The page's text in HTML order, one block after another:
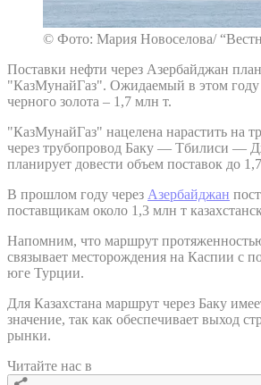
© Фото: Мария Новоселова/
Поставки нефти через Азербайджан
"КазМунайГаз". Ожидаемый в этом году
черного золота – 1,7 млн т.
"КазМунайГаз" нацелена нарастить на
через трубопровод Баку — Тбилиси —
планирует довести объем поставок до
В прошлом году через Азербайджан
поставщикам около 1,3 млн т
Напомним, что маршрут
связывает месторождения на Каспии с
юге Турции.
Для Казахстана маршрут через Баку
значение, так как обеспечивает выход
рынки.
Читайте нас в